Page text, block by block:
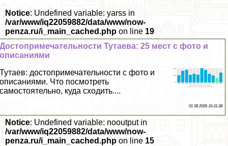
Notice: Undefined variable: yarss in
/var/www/iq22059882/data/www/now-
penza.ru/i_main_cached.php on line 19
Достопримечательности Тутаева: 25 мест с фото и
описаниями
Тутаев: достопримечательности с фото и
описаниями. Что посмотреть
самостоятельно, куда сходить....
01 08 2026 16:31:38
Notice: Undefined variable: nooutput in
/var/www/iq22059882/data/www/now-
penza.ru/i_main_cached.php on line 15